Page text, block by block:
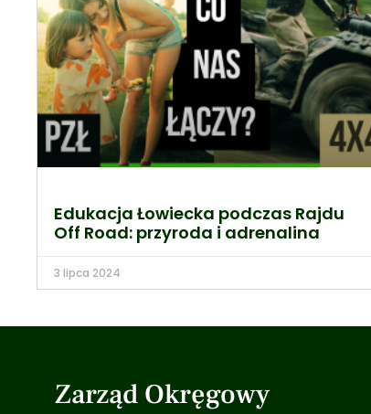
Edukacja Łowiecka podczas Rajdu
Off Road: przyroda i adrenalina
3 lipca 2024
Zarząd Okręgowy